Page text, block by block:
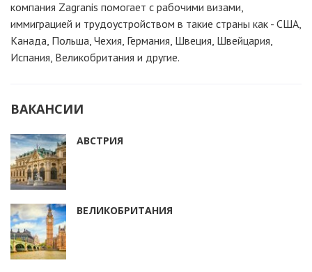
компания Zagranis помогает с рабочими визами,
иммиграцией и трудоустройством в такие страны как - США,
Канада, Польша, Чехия, Германия, Швеция, Швейцария,
Испания, Великобритания и другие.
ВАКАНСИИ
АВСТРИЯ
ВЕЛИКОБРИТАНИЯ